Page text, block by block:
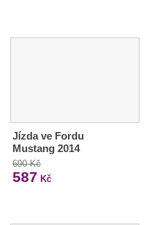
Jízda ve Fordu
Mustang 2014
690 Kč
587 Kč